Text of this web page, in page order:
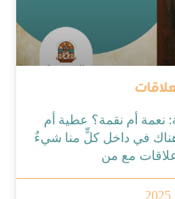
نعمة أم نقمة؟ عطية أم
هناك في داخل كلٍّ منا شيءٌ
مع من